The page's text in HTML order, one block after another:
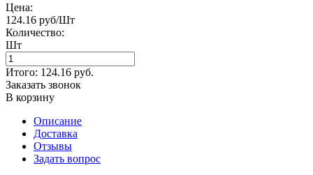
Цена:
124.16 руб/Шт
Количество:
Шт
Итого: 124.16 руб.
Заказать звонок
В корзину
Описание
Доставка
Отзывы
Задать вопрос